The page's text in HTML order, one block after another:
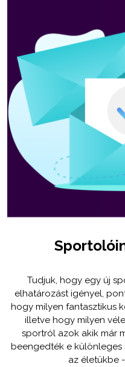
Tudjuk, hogy egy új
elhatározást igényel,
hogy milyen fantasztikus
illetve hogy milyen
sportról azok akik már
beengedték e különleges
az életükbe